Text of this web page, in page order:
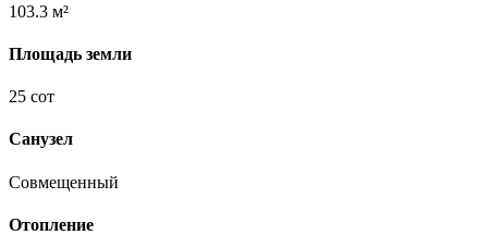
103.3 м²
Площадь земли
25 сот
Санузел
Совмещенный
Отопление